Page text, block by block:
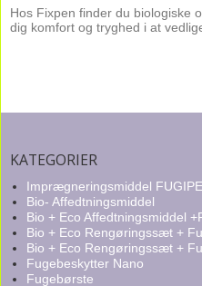
Hos Fixpen finder du biologiske
dig komfort og tryghed i at
KATEGORIER
Imprægneringsmiddel
Bio- Affedtningsmiddel
Bio + Eco Affedtningsmiddel
Bio + Eco Rengøringssæt +
Bio + Eco Rengøringssæt +
Fugebeskytter Nano
Fugebørste